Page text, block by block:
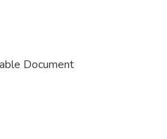
Document